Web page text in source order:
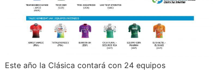
Este año la Clásica contará con 24 equipos